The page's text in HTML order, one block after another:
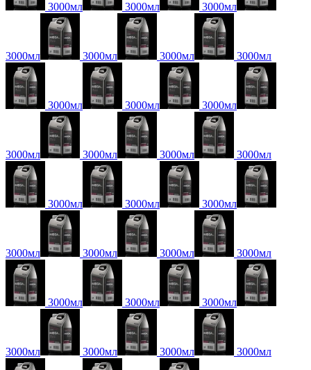
3000мл 3000мл 3000мл
3000мл 3000мл 3000мл 3000мл
3000мл 3000мл 3000мл
3000мл 3000мл 3000мл 3000мл
3000мл 3000мл 3000мл
3000мл 3000мл 3000мл 3000мл
3000мл 3000мл 3000мл
3000мл 3000мл 3000мл 3000мл